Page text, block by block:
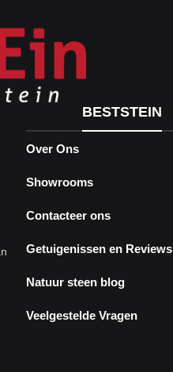
BESTSTEIN
Over Ons
Showrooms
Contacteer ons
Getuigenissen en Reviews
Natuur steen blog
Veelgestelde Vragen